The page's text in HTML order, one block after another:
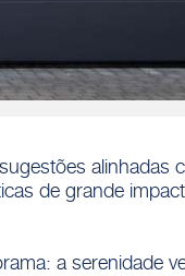
alinhadas
de grande
a serenidade